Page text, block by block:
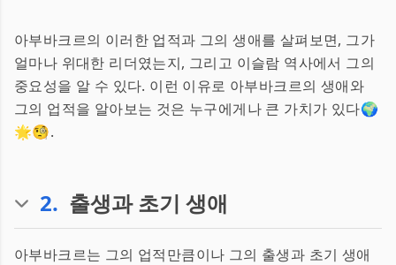
아부바크르의 이러한 업적과 그의 생애를 살펴보면, 그가
얼마나 위대한 리더였는지, 그리고 이슬람 역사에서 그의
중요성을 알 수 있다. 이런 이유로 아부바크르의 생애와
그의 업적을 알아보는 것은 누구에게나 큰 가치가 있다🌍
🌟🧐.
2. 출생과 초기 생애
아부바크르는 그의 업적만큼이나 그의 출생과 초기 생애